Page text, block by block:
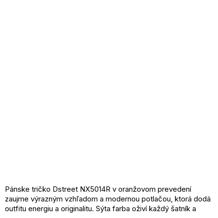
Pánske tričko Dstreet NX5014R v oranžovom prevedení
zaujme výrazným vzhľadom a modernou potlačou, ktorá dodá
outfitu energiu a originalitu. Sýta farba oživí každý šatník a